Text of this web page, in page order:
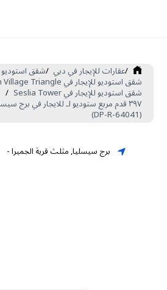
/عقارات للإيجار في دبي /شقق استوديو
شقق استوديو للإيجار في Jumeirah Village Triangle
شقق استوديو للإيجار في Seslia Tower /
٣٩٧ قدم مربع ستوديو لـ للايجار في برج
(DP-R-64041)
برج سيسليا,مثلث قرية الجميرا-